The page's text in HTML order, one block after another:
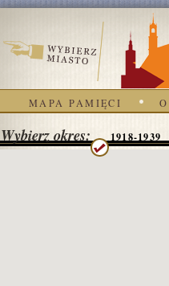
MAPA PAMIĘCI
Wybierz okres: 1918-1939